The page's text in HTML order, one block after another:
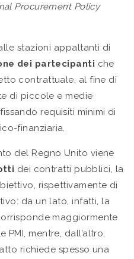
Procurement Policy
stazioni appaltanti di
dei partecipanti che
contrattuale, al fine di
di piccole e medie
requisiti minimi di
finanziaria.
del Regno Unito viene
dei contratti pubblici, la
rispettivamente di
da un lato, infatti, la
maggiormente
mentre, dall’altro,
richiede spesso una